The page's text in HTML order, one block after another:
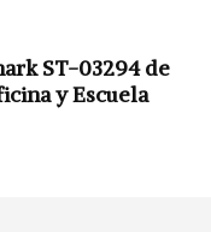
ST-03294 de
y Escuela